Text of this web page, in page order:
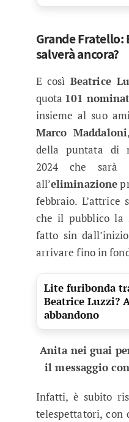
Grande Fratello:
salverà ancora?
E così Beatrice
quota 101
insieme al suo
Marco Maddaloni
della puntata di
2024 che
all’eliminazione
febbraio. L’attrice
che il pubblico la
fatto sin
arrivare fino in
Lite furibonda
Beatrice Luzzi?
abbandono
Anita nei guai
il messaggio
Infatti, è subito
telespettatori, con